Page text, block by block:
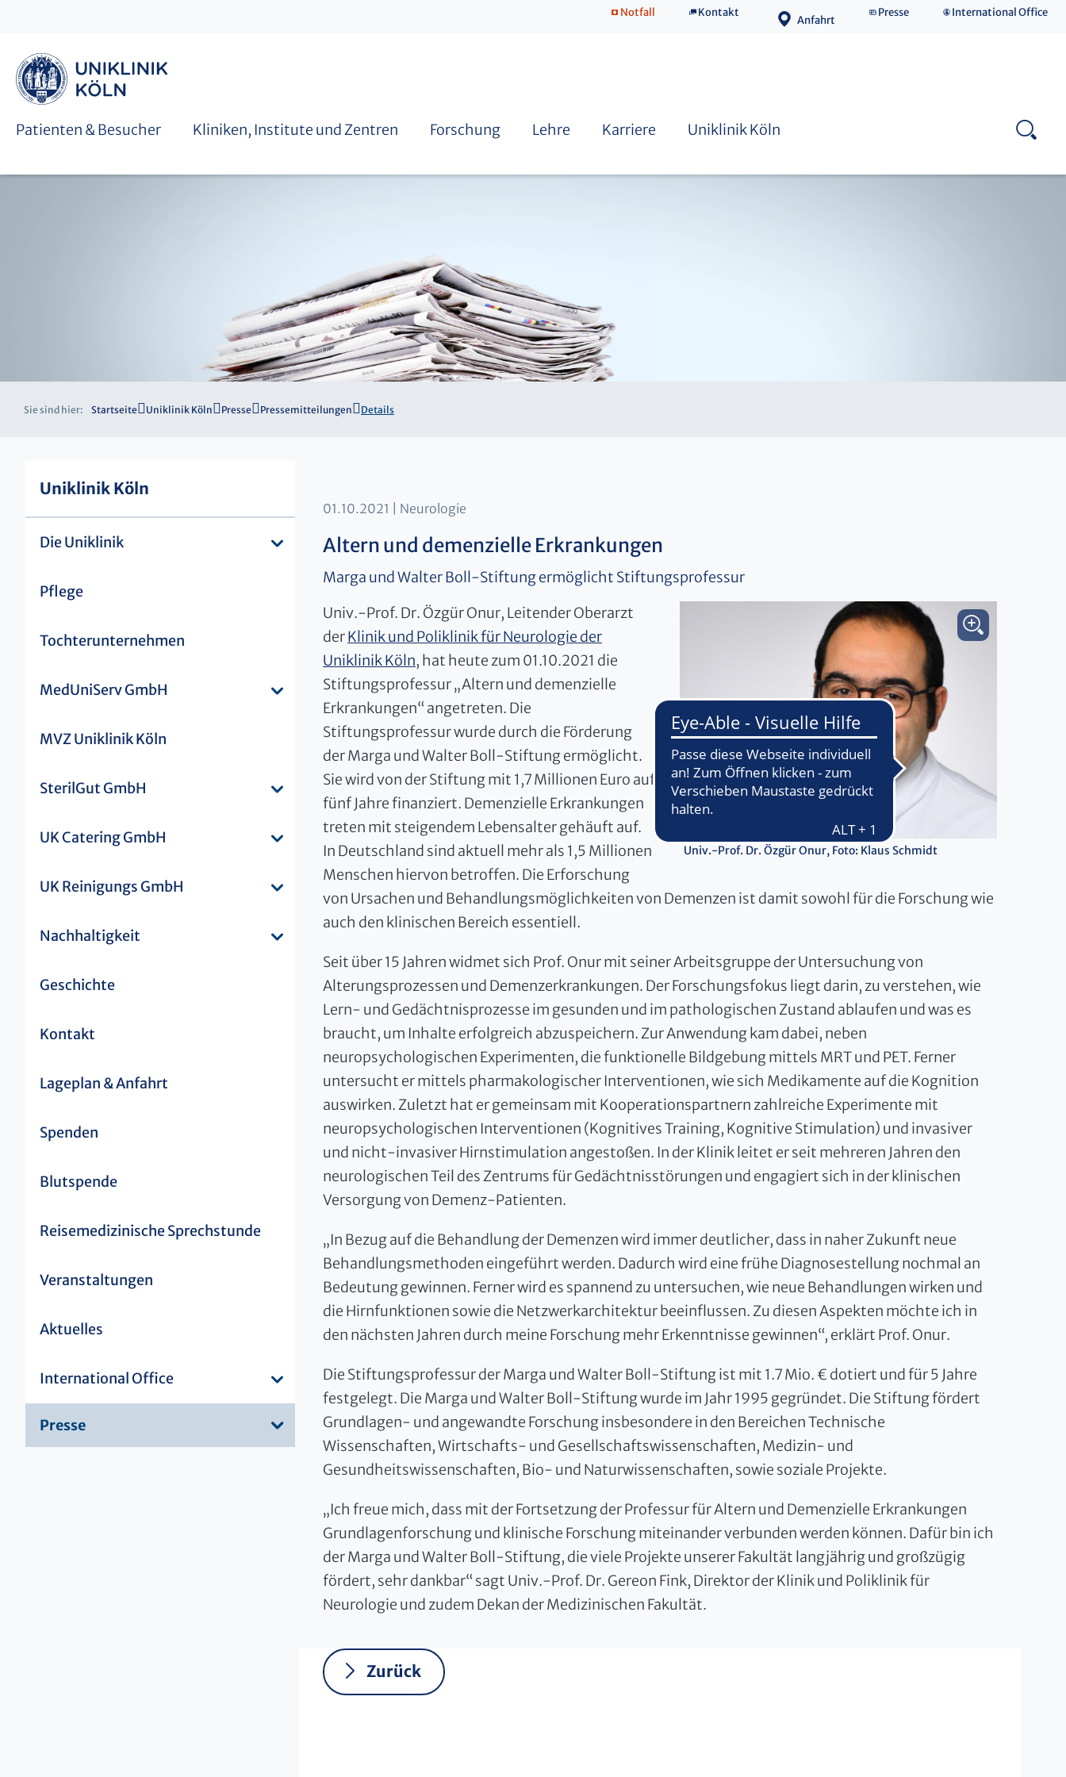
Notfall Kontakt
Anfahrt
Presse International Office
Patienten & Besucher Kliniken, Institute und Zentren Forschung Lehre Karriere Uniklinik Köln
Sie sind hier: Startseite Uniklinik Köln Presse Pressemitteilungen Details
Uniklinik Köln
Die Uniklinik
Pflege
Tochterunternehmen
MedUniServ GmbH
MVZ Uniklinik Köln
SterilGut GmbH
UK Catering GmbH
UK Reinigungs GmbH
Nachhaltigkeit
Geschichte
Kontakt
Lageplan & Anfahrt
Spenden
Blutspende
Reisemedizinische Sprechstunde
Veranstaltungen
Aktuelles
International Office
Presse
01.10.2021 Neurologie
Altern und demenzielle Erkrankungen
Marga und Walter Boll-Stiftung ermöglicht Stiftungsprofessur
Univ.-Prof. Dr. Özgür Onur, Foto: Klaus Schmidt
Univ.-Prof. Dr. Özgür Onur, Leitender Oberarzt
derKlinik und Poliklinik für Neurologie der
Uniklinik Köln, hat heute zum 01.10.2021 die
Stiftungsprofessur „Altern und demenzielle
Erkrankungen“ angetreten. Die
Stiftungsprofessur wurde durch die Förderung
der Marga und Walter Boll-Stiftung ermöglicht.
Sie wird von der Stiftung mit 1,7 Millionen Euro auf
fünf Jahre finanziert. Demenzielle Erkrankungen
treten mit steigendem Lebensalter gehäuft auf.
In Deutschland sind aktuell mehr als 1,5 Millionen
Menschen hiervon betroffen. Die Erforschung
von Ursachen und Behandlungsmöglichkeiten von Demenzen ist damit sowohl für die Forschung wie
auch den klinischen Bereich essentiell.
Seit über 15 Jahren widmet sich Prof. Onur mit seiner Arbeitsgruppe der Untersuchung von
Alterungsprozessen und Demenzerkrankungen. Der Forschungsfokus liegt darin, zu verstehen, wie
Lern- und Gedächtnisprozesse im gesunden und im pathologischen Zustand ablaufen und was es
braucht, um Inhalte erfolgreich abzuspeichern. Zur Anwendung kam dabei, neben
neuropsychologischen Experimenten, die funktionelle Bildgebung mittels MRT und PET. Ferner
untersucht er mittels pharmakologischer Interventionen, wie sich Medikamente auf die Kognition
auswirken. Zuletzt hat er gemeinsam mit Kooperationspartnern zahlreiche Experimente mit
neuropsychologischen Interventionen (Kognitives Training, Kognitive Stimulation) und invasiver
und nicht-invasiver Hirnstimulation angestoßen. In der Klinik leitet er seit mehreren Jahren den
neurologischen Teil des Zentrums für Gedächtnisstörungen und engagiert sich in der klinischen
Versorgung von Demenz-Patienten.
„In Bezug auf die Behandlung der Demenzen wird immer deutlicher, dass in naher Zukunft neue
Behandlungsmethoden eingeführt werden. Dadurch wird eine frühe Diagnosestellung nochmal an
Bedeutung gewinnen. Ferner wird es spannend zu untersuchen, wie neue Behandlungen wirken und
die Hirnfunktionen sowie die Netzwerkarchitektur beeinflussen. Zu diesen Aspekten möchte ich in
den nächsten Jahren durch meine Forschung mehr Erkenntnisse gewinnen“, erklärt Prof. Onur.
Die Stiftungsprofessur der Marga und Walter Boll-Stiftung ist mit 1.7 Mio. € dotiert und für 5 Jahre
festgelegt. Die Marga und Walter Boll-Stiftung wurde im Jahr 1995 gegründet. Die Stiftung fördert
Grundlagen- und angewandte Forschung insbesondere in den Bereichen Technische
Wissenschaften, Wirtschafts- und Gesellschaftswissenschaften, Medizin- und
Gesundheitswissenschaften, Bio- und Naturwissenschaften, sowie soziale Projekte.
„Ich freue mich, dass mit der Fortsetzung der Professur für Altern und Demenzielle Erkrankungen
Grundlagenforschung und klinische Forschung miteinander verbunden werden können. Dafür bin ich
der Marga und Walter Boll-Stiftung, die viele Projekte unserer Fakultät langjährig und großzügig
fördert, sehr dankbar“ sagt Univ.-Prof. Dr. Gereon Fink, Direktor der Klinik und Poliklinik für
Neurologie und zudem Dekan der Medizinischen Fakultät.
Zurück